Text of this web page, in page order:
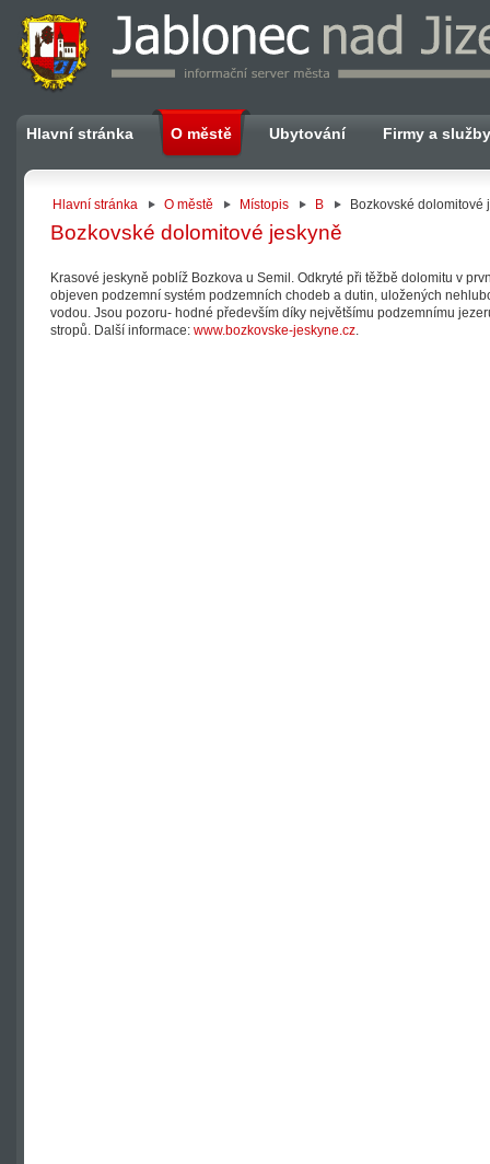
Hlavní stránka O městě Ubytování Firmy a služby
Hlavní stránka O městě Místopis B Bozkovské dolomitové
Bozkovské dolomitové jeskyně
Krasové jeskyně poblíž Bozkova u Semil. Odkryté při těžbě dolomitu v
objeven podzemní systém podzemních chodeb a dutin, uložených
vodou. Jsou pozoru- hodné především díky největšímu podzemnímu
stropů. Další informace: www.bozkovske-jeskyne.cz.